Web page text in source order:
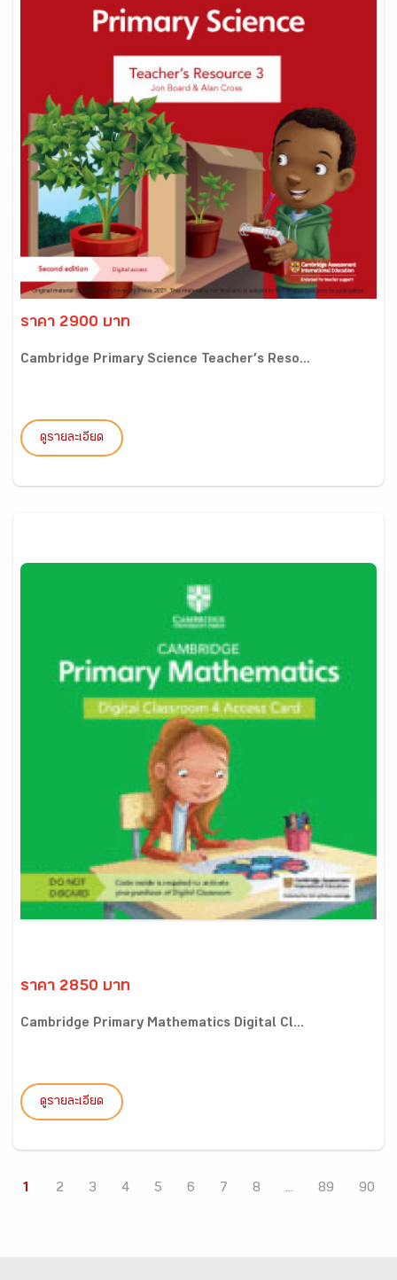
ราคา 2900 บาท
Cambridge Primary Science Teacher’s Reso...
ดูรายละเอียด
ราคา 2850 บาท
Cambridge Primary Mathematics Digital Cl...
ดูรายละเอียด
1 2 3 4 5 6 7 8 ... 89 90